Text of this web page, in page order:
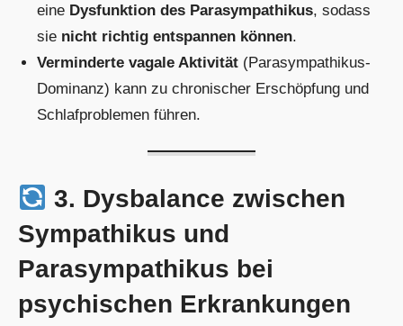
eine Dysfunktion des Parasympathikus, sodass
sie nicht richtig entspannen können.
Verminderte vagale Aktivität (Parasympathikus-
Dominanz) kann zu chronischer Erschöpfung und
Schlafproblemen führen.
3. Dysbalance zwischen
Sympathikus und
Parasympathikus bei
psychischen Erkrankungen